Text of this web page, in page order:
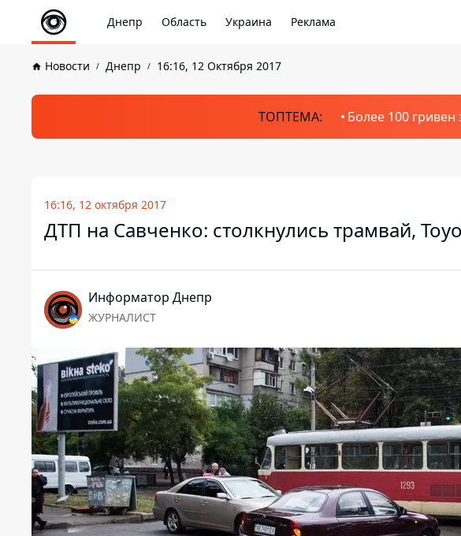
Днепр Область Украина Реклама
Новости Днепр 16:16, 12 Октября 2017
ТОПТЕМА: Более 100
16:16, 12 октября 2017
ДТП на Савченко: столкнулись трамвай,
Информатор Днепр
ЖУРНАЛИСТ